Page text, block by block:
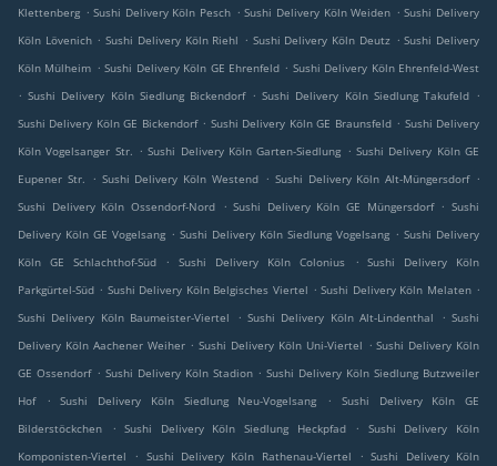
Klettenberg . Sushi Delivery Köln Pesch . Sushi Delivery Köln Weiden . Sushi Delivery
Köln Lövenich . Sushi Delivery Köln Riehl . Sushi Delivery Köln Deutz . Sushi Delivery
Köln Mülheim . Sushi Delivery Köln GE Ehrenfeld . Sushi Delivery Köln Ehrenfeld-West
. Sushi Delivery Köln Siedlung Bickendorf . Sushi Delivery Köln Siedlung Takufeld .
Sushi Delivery Köln GE Bickendorf . Sushi Delivery Köln GE Braunsfeld . Sushi Delivery
Köln Vogelsanger Str. . Sushi Delivery Köln Garten-Siedlung . Sushi Delivery Köln GE
Eupener Str.
. Sushi Delivery Köln Westend . Sushi Delivery Köln Alt-Müngersdorf .
Sushi Delivery Köln Ossendorf-Nord
. Sushi Delivery Köln GE Müngersdorf . Sushi
Delivery Köln GE Vogelsang . Sushi Delivery Köln Siedlung Vogelsang . Sushi Delivery
Köln GE Schlachthof-Süd
. Sushi Delivery Köln Colonius .
Sushi Delivery Köln
Parkgürtel-Süd . Sushi Delivery Köln Belgisches Viertel . Sushi Delivery Köln Melaten .
Sushi Delivery Köln Baumeister-Viertel
. Sushi Delivery Köln Alt-Lindenthal . Sushi
Delivery Köln Aachener Weiher . Sushi Delivery Köln Uni-Viertel . Sushi Delivery Köln
GE Ossendorf . Sushi Delivery Köln Stadion . Sushi Delivery Köln Siedlung Butzweiler
Hof
. Sushi Delivery Köln Siedlung Neu-Vogelsang .
Sushi Delivery Köln GE
Bilderstöckchen
. Sushi Delivery Köln Siedlung Heckpfad .
Sushi Delivery Köln
Komponisten-Viertel
. Sushi Delivery Köln Rathenau-Viertel . Sushi Delivery Köln